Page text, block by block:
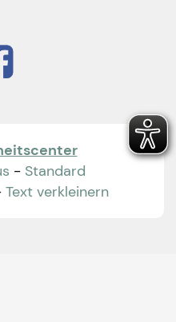
- Standard
Text verkleinern